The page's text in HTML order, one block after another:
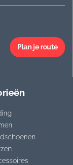
Plan je route